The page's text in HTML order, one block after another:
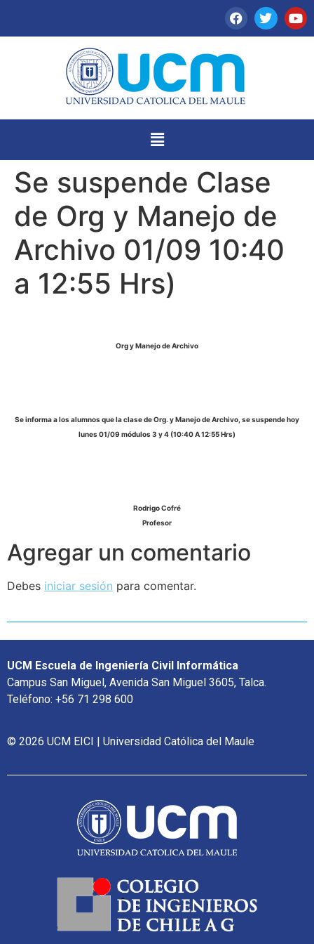
Se suspende Clase
de Org y Manejo de
Archivo 01/09 10:40
a 12:55 Hrs)
Org y Manejo de Archivo
Se informa a los alumnos que la clase de Org. y Manejo de Archivo, se suspende hoy
lunes 01/09 módulos 3 y 4 (10:40 A 12:55 Hrs)
Rodrigo Cofré
Profesor
Agregar un comentario
Debes iniciar sesión para comentar.
UCM Escuela de Ingeniería Civil Informática
Campus San Miguel, Avenida San Miguel 3605, Talca.
Teléfono: +56 71 298 600
© 2026 UCM EICI | Universidad Católica del Maule